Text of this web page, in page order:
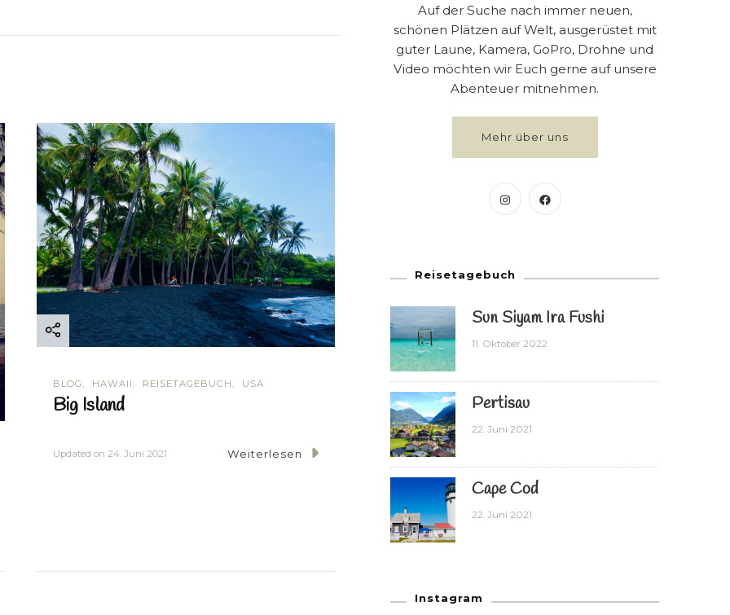
BLOG HAWAII REISETAGEBUCH USA
Big Island
Updated on 24. Juni 2021 Weiterlesen
Auf der Suche nach immer neuen,
schönen Plätzen auf Welt, ausgerüstet mit
guter Laune, Kamera, GoPro, Drohne und
Video möchten wir Euch gerne auf unsere
Abenteuer mitnehmen.
Mehr über uns
Reisetagebuch
Sun Siyam Ira Fushi
11. Oktober 2022
Pertisau
22. Juni 2021
Cape Cod
22. Juni 2021
Instagram